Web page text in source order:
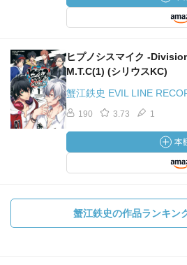
ヒプノシスマイク -
M.T.C(1) (シリウスKC)
蟹江鉄史 EVIL LINE
190 3.73 1
蟹江鉄史の作品ランキン